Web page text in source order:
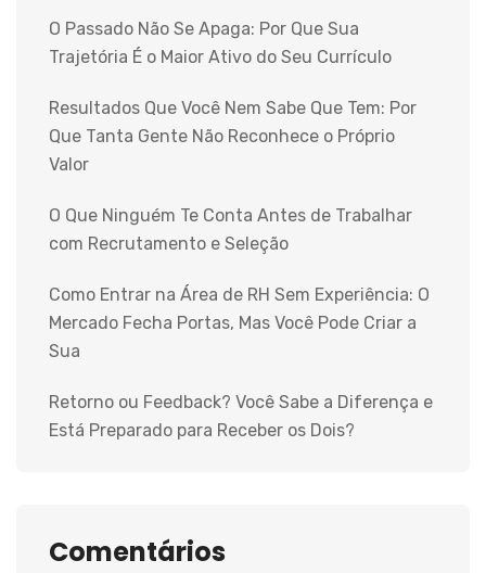
O Passado Não Se Apaga: Por Que Sua
Trajetória É o Maior Ativo do Seu Currículo
Resultados Que Você Nem Sabe Que Tem: Por
Que Tanta Gente Não Reconhece o Próprio
Valor
O Que Ninguém Te Conta Antes de Trabalhar
com Recrutamento e Seleção
Como Entrar na Área de RH Sem Experiência: O
Mercado Fecha Portas, Mas Você Pode Criar a
Sua
Retorno ou Feedback? Você Sabe a Diferença e
Está Preparado para Receber os Dois?
Comentários